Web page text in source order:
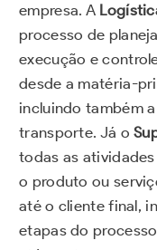
empresa. A
processo de
execução e
desde a matéria-
incluindo também
transporte. Já o
todas as
o produto ou
até o cliente final,
etapas do